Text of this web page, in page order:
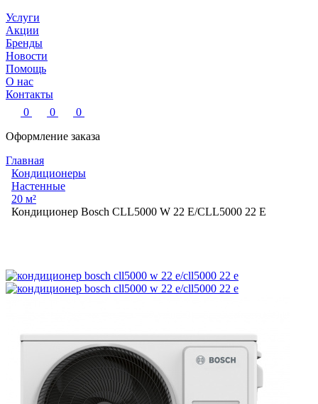
Услуги
Акции
Бренды
Новости
Помощь
О нас
Контакты
0
0
0
Оформление заказа
Главная
Кондиционеры
Настенные
20 м²
Кондиционер Bosch CLL5000 W 22 E/CLL5000 22 E